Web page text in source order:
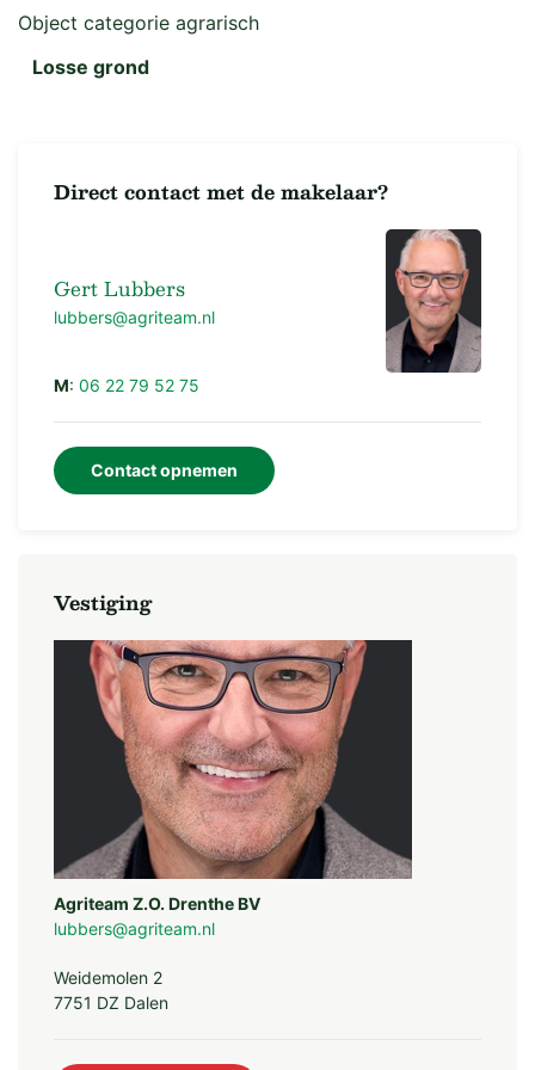
Jachtrecht
Er is geen drainage aanwezig
1 november of na oogstbloot
Object categorie agrarisch
Losse grond
Direct contact met de makelaar?
Gert Lubbers
lubbers@agriteam.nl
M: 06 22 79 52 75
Contact opnemen
Vestiging
Agriteam Z.O. Drenthe BV
lubbers@agriteam.nl
Weidemolen 2
7751 DZ Dalen